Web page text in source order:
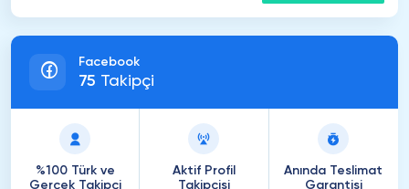
Facebook
75 Takipçi
%100 Türk ve
Gerçek Takipçi
Aktif Profil
Takipçisi
Anında Teslimat
Garantisi